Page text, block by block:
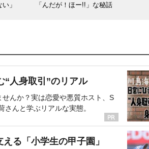
」 「んだが！ほー!!」な秘話
“人身取引”のリアル
せんか？実は恋愛や悪質ホスト、S
んと学ぶリアルな実態。
る「小学生の甲子園」